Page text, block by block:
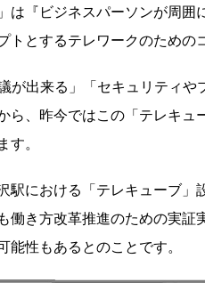
は『ビジネスパーソンが周
トとするテレワークのための
が出来る」「セキュリティ
ら、昨今ではこの「テレキ
す。
駅における「テレキューブ
働き方改革推進のための実
能性もあるとのことです。